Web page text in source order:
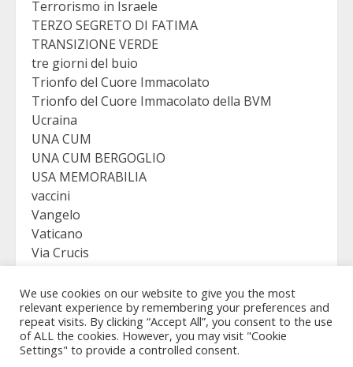
Terrorismo in Israele
TERZO SEGRETO DI FATIMA
TRANSIZIONE VERDE
tre giorni del buio
Trionfo del Cuore Immacolato
Trionfo del Cuore Immacolato della BVM
Ucraina
UNA CUM
UNA CUM BERGOGLIO
USA MEMORABILIA
vaccini
Vangelo
Vaticano
Via Crucis
Viganò
We use cookies on our website to give you the most
relevant experience by remembering your preferences and
repeat visits. By clicking “Accept All”, you consent to the use
of ALL the cookies. However, you may visit "Cookie
Settings" to provide a controlled consent.